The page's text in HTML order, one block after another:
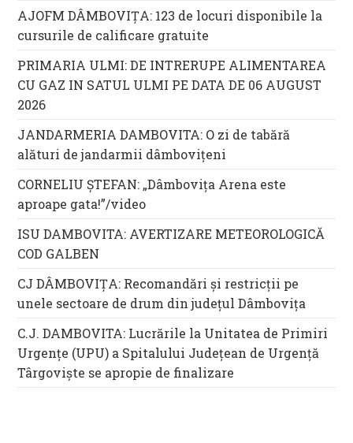
AJOFM DÂMBOVIȚA: 123 de locuri disponibile la
cursurile de calificare gratuite
PRIMARIA ULMI: DE INTRERUPE ALIMENTAREA
CU GAZ IN SATUL ULMI PE DATA DE 06 AUGUST
2026
JANDARMERIA DAMBOVITA: O zi de tabără
alături de jandarmii dâmbovițeni
CORNELIU ȘTEFAN: „Dâmbovița Arena este
aproape gata!”/video
ISU DAMBOVITA: AVERTIZARE METEOROLOGICĂ
COD GALBEN
CJ DÂMBOVIȚA: Recomandări și restricții pe
unele sectoare de drum din județul Dâmbovița
C.J. DAMBOVITA: Lucrările la Unitatea de Primiri
Urgențe (UPU) a Spitalului Județean de Urgență
Târgoviște se apropie de finalizare